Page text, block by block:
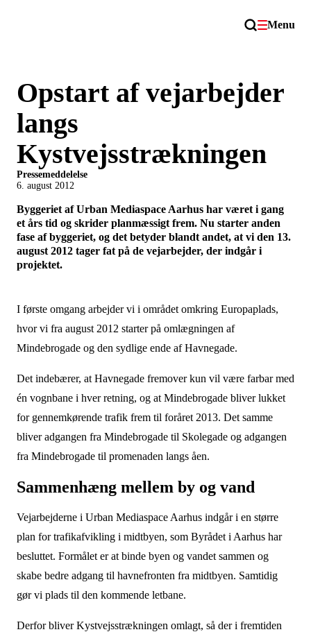
Menu
Opstart af vejarbejder
langs
Kystvejsstrækningen
Pressemeddelelse
6. august 2012
Byggeriet af Urban Mediaspace Aarhus har været i gang
et års tid og skrider planmæssigt frem. Nu starter anden
fase af byggeriet, og det betyder blandt andet, at vi den 13.
august 2012 tager fat på de vejarbejder, der indgår i
projektet.
I første omgang arbejder vi i området omkring Europaplads,
hvor vi fra august 2012 starter på omlægningen af
Mindebrogade og den sydlige ende af Havnegade.
Det indebærer, at Havnegade fremover kun vil være farbar med
én vognbane i hver retning, og at Mindebrogade bliver lukket
for gennemkørende trafik frem til foråret 2013. Det samme
bliver adgangen fra Mindebrogade til Skolegade og adgangen
fra Mindebrogade til promenaden langs åen.
Sammenhæng mellem by og vand
Vejarbejderne i Urban Mediaspace Aarhus indgår i en større
plan for trafikafvikling i midtbyen, som Byrådet i Aarhus har
besluttet. Formålet er at binde byen og vandet sammen og
skabe bedre adgang til havnefronten fra midtbyen. Samtidig
gør vi plads til den kommende letbane.
Derfor bliver Kystvejsstrækningen omlagt, så der i fremtiden